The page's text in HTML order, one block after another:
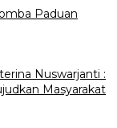
Paduan
Nuswarjanti :
Masyarakat